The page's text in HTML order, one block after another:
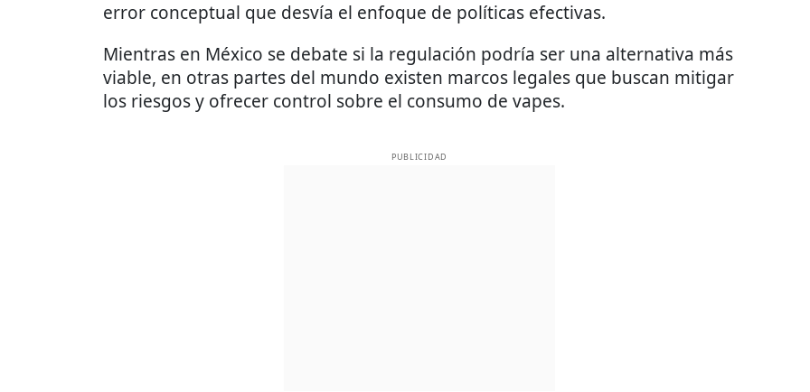
error conceptual que desvía el enfoque de políticas efectivas.
Mientras en México se debate si la regulación podría ser una alternativa más
viable, en otras partes del mundo existen marcos legales que buscan mitigar
los riesgos y ofrecer control sobre el consumo de vapes.
PUBLICIDAD